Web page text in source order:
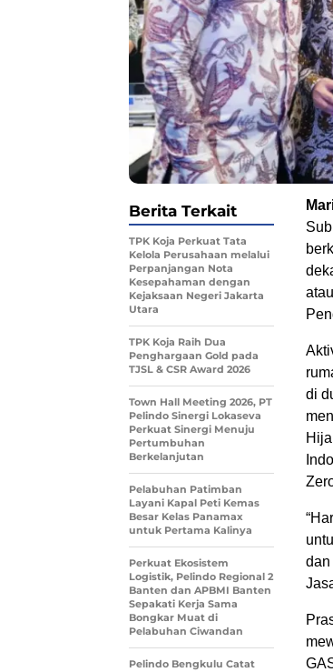
di
dan
Berita Terkait
TPK Koja Perkuat Tata
Kelola Perusahaan melalui
Perpanjangan Nota
Kesepahaman dengan
Kejaksaan Negeri Jakarta
Utara
TPK Koja Raih Dua
Penghargaan Gold pada
TJSL & CSR Award 2026
Town Hall Meeting 2026, PT
Pelindo Sinergi Lokaseva
Perkuat Sinergi Menuju
Pertumbuhan
Berkelanjutan
Pelabuhan Patimban
Layani Kapal Peti Kemas
Besar Kelas Panamax
untuk Pertama Kalinya
Perkuat Ekosistem
Logistik, Pelindo Regional 2
Banten dan APBMI Banten
Sepakati Kerja Sama
Bongkar Muat di
Pelabuhan Ciwandan
Pelindo Bengkulu Catat